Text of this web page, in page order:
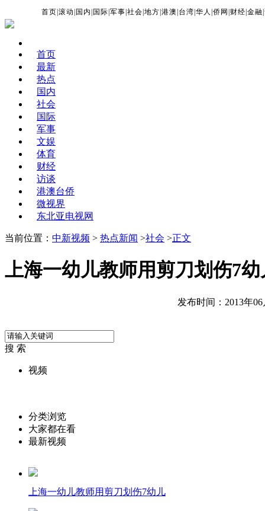
首页 |滚动 国内 国际 |军事 |社会 |地方 |港澳 台湾 |华人 |侨网 财经 |金融 |
首页
最新
热点
国内
社会
国际
军事
文娱
体育
财经
访谈
港澳台侨
微视界
东北亚电视网
当前位置： 中新视频 > 热点新闻 >社会 >正文
上海一幼儿教师用剪刀划伤7幼
发布时间：2013年06
搜 索
视频
分类浏览
大家都在看
最新视频
上海一幼儿教师用剪刀划伤7幼儿